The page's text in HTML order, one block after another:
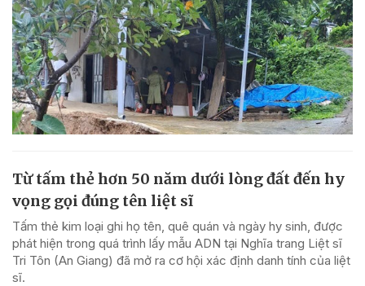
Từ tấm thẻ hơn 50 năm dưới lòng đất đến hy
vọng gọi đúng tên liệt sĩ
Tấm thẻ kim loại ghi họ tên, quê quán và ngày hy sinh, được
phát hiện trong quá trình lấy mẫu ADN tại Nghĩa trang Liệt sĩ
Tri Tôn (An Giang) đã mở ra cơ hội xác định danh tính của liệt
sĩ.